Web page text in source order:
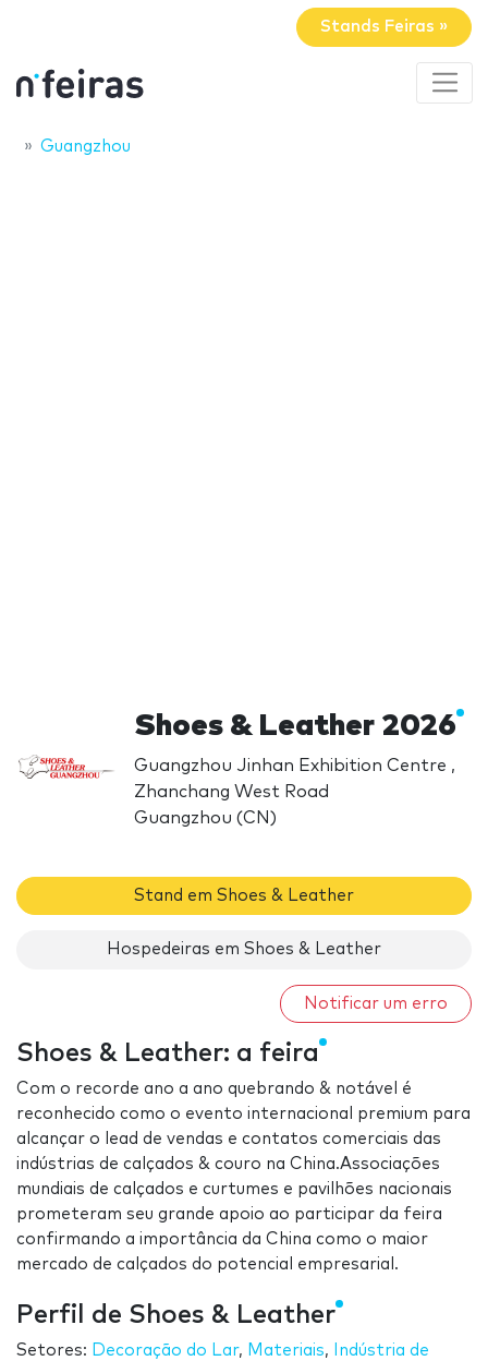
Stands Feiras »
Guangzhou
Shoes & Leather 2026
Guangzhou Jinhan Exhibition Centre ,
Zhanchang West Road
Guangzhou (CN)
Stand em Shoes & Leather
Hospedeiras em Shoes & Leather
Notificar um erro
Shoes & Leather: a feira
Com o recorde ano a ano quebrando & notável é
reconhecido como o evento internacional premium para
alcançar o lead de vendas e contatos comerciais das
indústrias de calçados & couro na China.Associações
mundiais de calçados e curtumes e pavilhões nacionais
prometeram seu grande apoio ao participar da feira
confirmando a importância da China como o maior
mercado de calçados do potencial empresarial.
Perfil de Shoes & Leather
Setores: Decoração do Lar, Materiais,
Indústria de